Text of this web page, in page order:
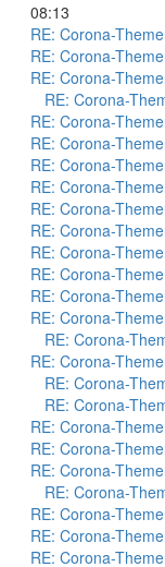
08:13
RE: Corona-
RE: Corona-
RE: Corona-
RE: Corona-
RE: Corona-
RE: Corona-
RE: Corona-
RE: Corona-
RE: Corona-
RE: Corona-
RE: Corona-
RE: Corona-
RE: Corona-
RE: Corona-
RE: Corona-
RE: Corona-
RE: Corona-
RE: Corona-
RE: Corona-
RE: Corona-
RE: Corona-
RE: Corona-
RE: Corona-
RE: Corona-
RE: Corona-